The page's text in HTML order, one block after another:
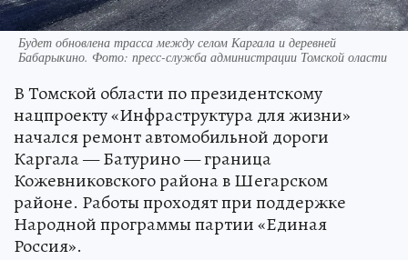
Будет обновлена трасса между селом Каргала и деревней
Бабарыкино. Фото: пресс-служба администрации Томской оласти
В Томской области по президентскому
нацпроекту «Инфраструктура для жизни»
начался ремонт автомобильной дороги
Каргала — Батурино — граница
Кожевниковского района в Шегарском
районе. Работы проходят при поддержке
Народной программы партии «Единая
Россия».